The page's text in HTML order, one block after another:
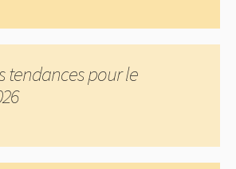
tendances pour le